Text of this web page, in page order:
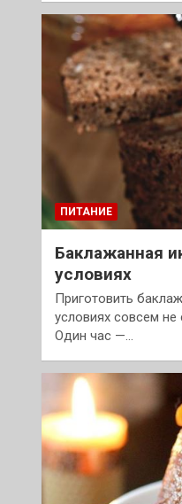
ПИТАНИЕ
Баклажанная
условиях
Приготовить
условиях совсем
Один час —…